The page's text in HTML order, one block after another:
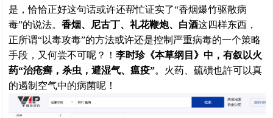
是，恰恰正好这句话或许还帮忙证实了“香烟爆竹驱散病
毒”的说法。 香烟、尼古丁、礼花鞭炮、白酒这四样东西，
正所谓“以毒攻毒”的方法或许还是控制严重病毒的一个策略
手段，又何尝不可呢？！ 李时珍《本草纲目》中，有叙以火
药“治疮癣，杀虫，避湿气、瘟疫”。火药、硫磺也許可以真
的遏制空气中的病菌呢！